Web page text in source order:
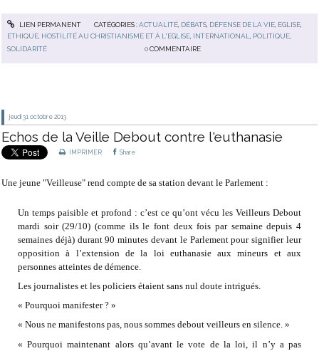
LIEN PERMANENT CATÉGORIES :ACTUALITÉ, DÉBATS, DÉFENSE DE LA VIE, EGLISE,
ETHIQUE HOSTILITÉ AU CHRISTIANISME ET À L'EGLISE INTERNATIONAL POLITIQUE
SOLIDARITÉ
0 COMMENTAIRE
jeudi 31 octobre 2013
Echos de la Veille Debout contre l'euthanasie
IMPRIMER Share
Une jeune "Veilleuse" rend compte de sa station devant le Parlement :
Un temps paisible et profond : c’est ce qu’ont vécu les Veilleurs Debout
mardi soir (29/10) (comme ils le font deux fois par semaine depuis 4
semaines déjà) durant 90 minutes devant le Parlement pour signifier leur
opposition à l’extension de la loi euthanasie aux mineurs et aux
personnes atteintes de démence.
Les journalistes et les policiers étaient sans nul doute intrigués.
« Pourquoi manifester ? »
« Nous ne manifestons pas, nous sommes debout veilleurs en silence. »
« Pourquoi maintenant alors qu’avant le vote de la loi, il n’y a pas